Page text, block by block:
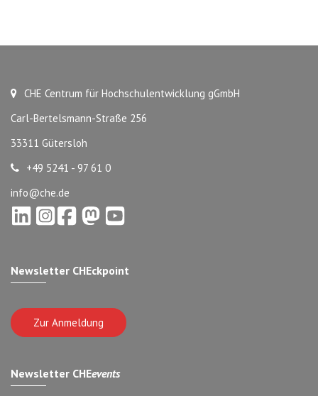
CHE Centrum für Hochschulentwicklung gGmbH
Carl-Bertelsmann-Straße 256
33311 Gütersloh
+49 5241 - 97 61 0
info@che.de
Newsletter CHEckpoint
Zur Anmeldung
Newsletter CHEevents